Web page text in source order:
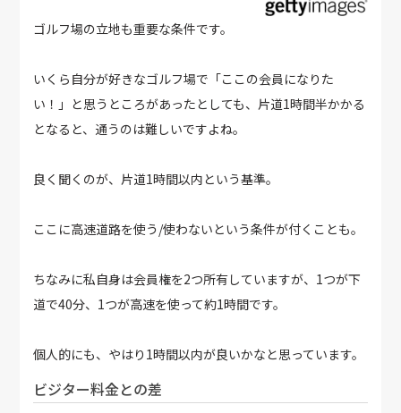
ゴルフ場の立地も重要な条件です。
いくら自分が好きなゴルフ場で「ここの会員になりた
い！」と思うところがあったとしても、片道1時間半かかる
となると、通うのは難しいですよね。
良く聞くのが、片道1時間以内という基準。
ここに高速道路を使う/使わないという条件が付くことも。
ちなみに私自身は会員権を2つ所有していますが、1つが下
道で40分、1つが高速を使って約1時間です。
個人的にも、やはり1時間以内が良いかなと思っています。
ビジター料金との差